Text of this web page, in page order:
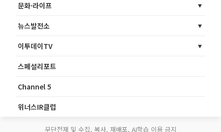
문화·라이프
뉴스발전소
이투데이TV
스페셜리포트
Channel 5
위너스IR클럽
무단전재 및 수집, 복사, 재배포, AI학습 이용 금지